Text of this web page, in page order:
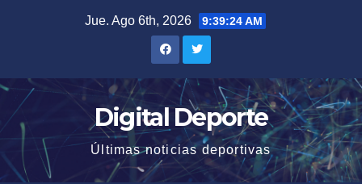
Jue. Ago 6th, 2026 9:39:25 AM
Digital Deporte
Últimas noticias deportivas